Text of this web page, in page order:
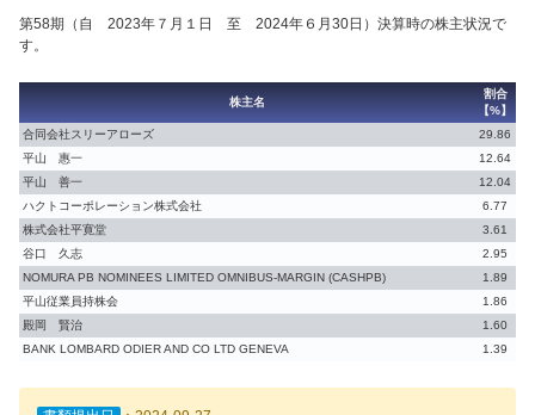
第58期（自 2023年７月１日 至 2024年６月30日）決算時の株主状況で
す。
株主名
割合
【%】
合同会社スリーアローズ
29.86
平山 惠一
12.64
平山 善一
12.04
ハクトコーポレーション株式会社
6.77
株式会社平寛堂
3.61
谷口 久志
2.95
NOMURA PB NOMINEES LIMITED OMNIBUS-MARGIN (CASHPB)
1.89
平山従業員持株会
1.86
殿岡 賢治
1.60
BANK LOMBARD ODIER AND CO LTD GENEVA
1.39